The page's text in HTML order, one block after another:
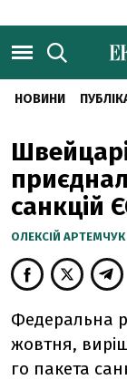
НОВИНИ
санкцій
ОЛЕКСІЙ АРТЕМЧУК
Федеральна
жовтня,
го пакета